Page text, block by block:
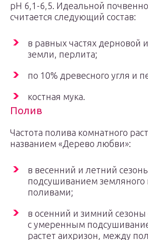
pH 6,1-6,5. Идеальной
считается следующий состав:
в равных частях дерновой
земли, перлита;
по 10% древесного угля и
костная мука.
Полив
Частота полива комнатного
названием «Дерево любви»:
в весенний и летний
подсушиванием
поливами;
в осенний и зимний
с умеренным
растет аихризон, между